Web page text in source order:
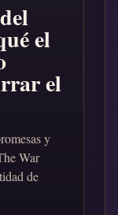
el
el
y
War
de